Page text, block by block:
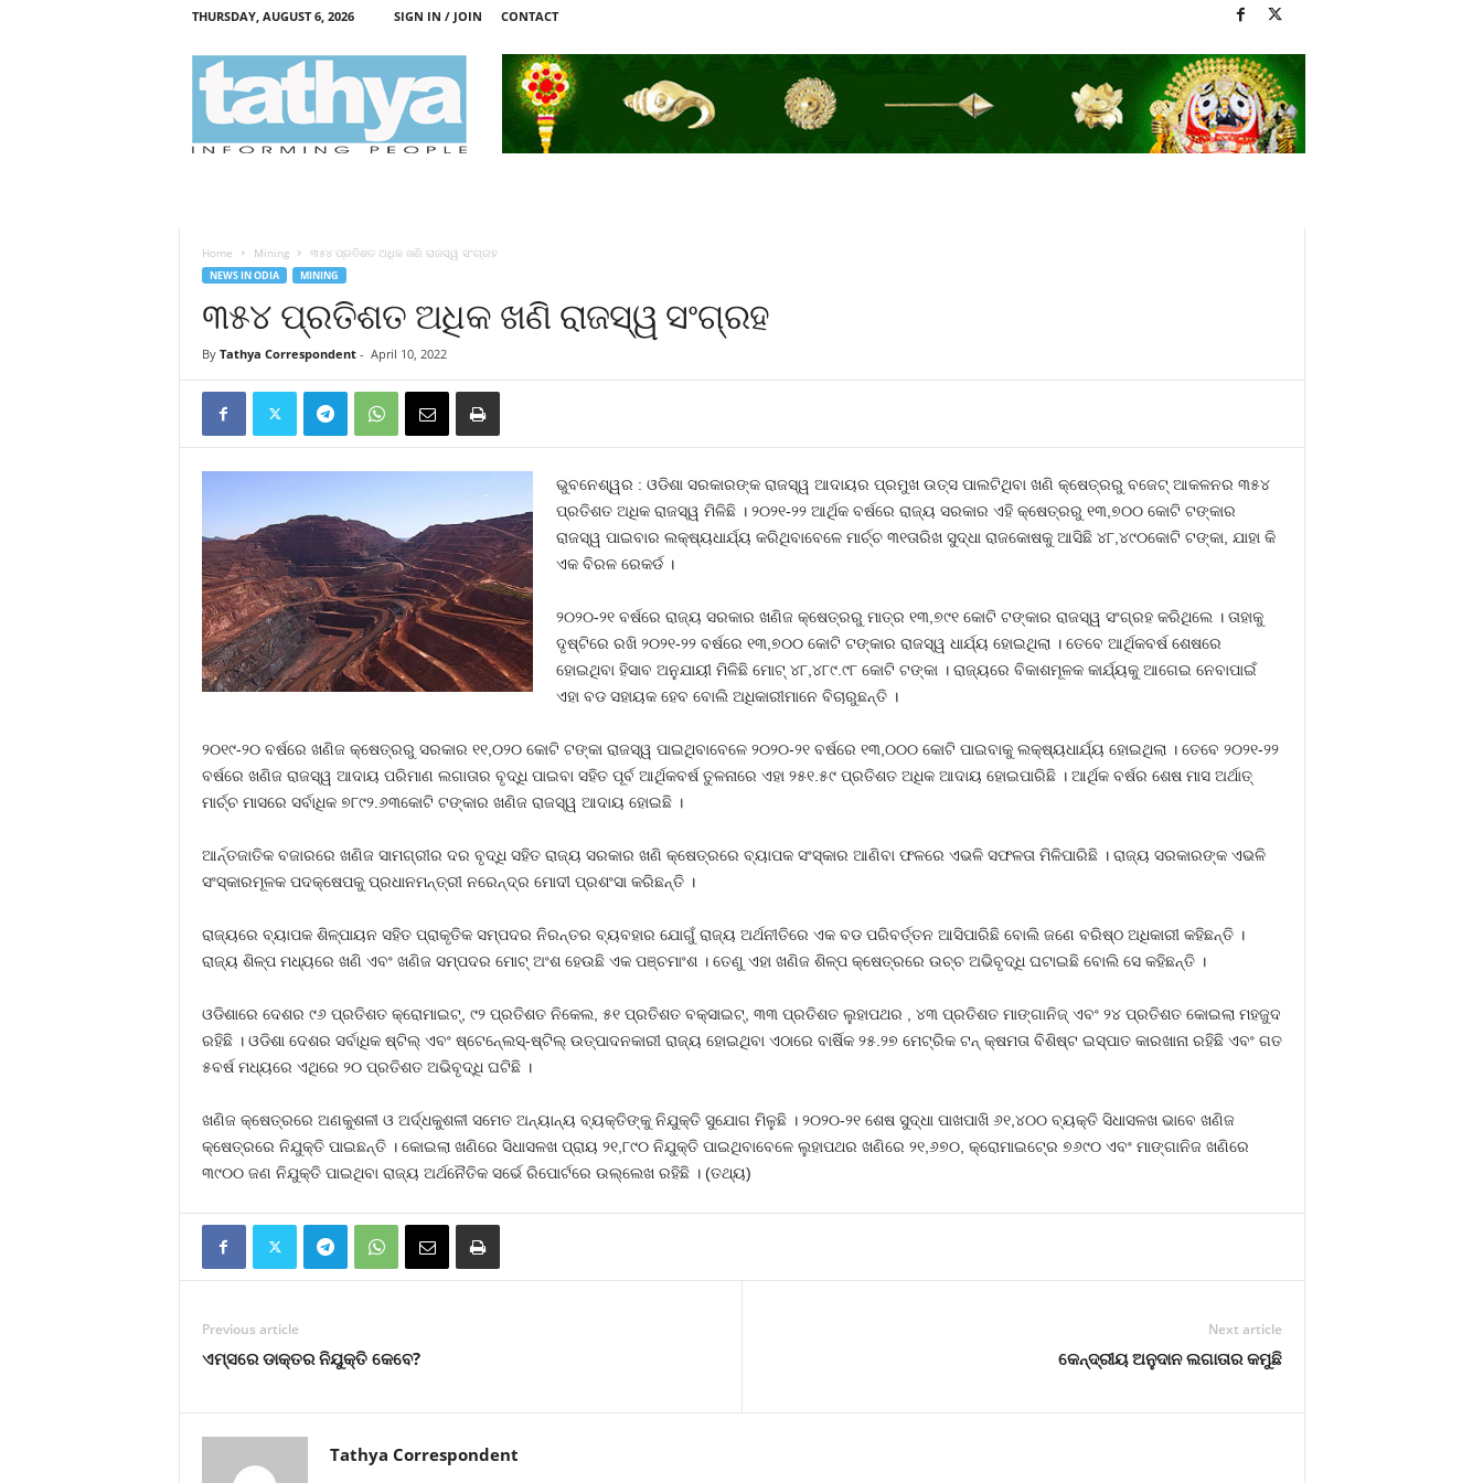
THURSDAY, AUGUST 6, 2026 SIGN IN / JOIN CONTACT
Home Mining ୩୫୪ ପ୍ରତିଶତ ଅଧିକ ଖଣି ରାଜସ୍ୱ ସଂଗ୍ରହ
NEWS IN ODIA MINING
୩୫୪ ପ୍ରତିଶତ ଅଧିକ ଖଣି ରାଜସ୍ୱ ସଂଗ୍ରହ
By Tathya Correspondent- April 10, 2022
ଭୁବନେଶ୍ୱର : ଓଡିଶା ସରକାରଙ୍କ ରାଜସ୍ୱ ଆଦାୟର ପ୍ରମୁଖ ଉତ୍ସ ପାଲଟିଥିବା ଖଣି କ୍ଷେତ୍ରରୁ ବଜେଟ୍‍ ଆକଳନର ୩୫୪
ପ୍ରତିଶତ ଅଧିକ ରାଜସ୍ୱ ମିଳିଛି । ୨୦୨୧-୨୨ ଆର୍ଥିକ ବର୍ଷରେ ରାଜ୍ୟ ସରକାର ଏହି କ୍ଷେତ୍ରରୁ ୧୩,୭୦୦ କୋଟି ଟଙ୍କାର
ରାଜସ୍ୱ ପାଇବାର ଲକ୍ଷ୍ୟଧାର୍ଯ୍ୟ କରିଥିବାବେଳେ ମାର୍ଚ୍ଚ ୩୧ତାରିଖ ସୁଦ୍ଧା ରାଜକୋଷକୁ ଆସିଛି ୪୮,୪୯୦କୋଟି ଟଙ୍କା, ଯାହା କି
ଏକ ବିରଳ ରେକର୍ଡ ।
୨୦୨୦-୨୧ ବର୍ଷରେ ରାଜ୍ୟ ସରକାର ଖଣିଜ କ୍ଷେତ୍ରରୁ ମାତ୍ର ୧୩,୭୯୧ କୋଟି ଟଙ୍କାର ରାଜସ୍ୱ ସଂଗ୍ରହ କରିଥିଲେ । ତାହାକୁ
ଦୃଷ୍ଟିରେ ରଖି ୨୦୨୧-୨୨ ବର୍ଷରେ ୧୩,୭୦୦ କୋଟି ଟଙ୍କାର ରାଜସ୍ୱ ଧାର୍ଯ୍ୟ ହୋଇଥିଲା । ତେବେ ଆର୍ଥିକବର୍ଷ ଶେଷରେ
ହୋଇଥିବା ହିସାବ ଅନୁଯାୟୀ ମିଳିଛି ମୋଟ୍‍ ୪୮,୪୮୯.୯୮ କୋଟି ଟଙ୍କା । ରାଜ୍ୟରେ ବିକାଶମୂଳକ କାର୍ଯ୍ୟକୁ ଆଗେଇ ନେବାପାଇଁ
ଏହା ବଡ ସହାୟକ ହେବ ବୋଲି ଅଧିକାରୀମାନେ ବିଚାରୁଛନ୍ତି ।
୨୦୧୯-୨୦ ବର୍ଷରେ ଖଣିଜ କ୍ଷେତ୍ରରୁ ସରକାର ୧୧,୦୨୦ କୋଟି ଟଙ୍କା ରାଜସ୍ୱ ପାଇଥିବାବେଳେ ୨୦୨୦-୨୧ ବର୍ଷରେ ୧୩,୦୦୦ କୋଟି ପାଇବାକୁ ଲକ୍ଷ୍ୟଧାର୍ଯ୍ୟ ହୋଇଥିଲା । ତେବେ ୨୦୨୧-୨୨
ବର୍ଷରେ ଖଣିଜ ରାଜସ୍ୱ ଆଦାୟ ପରିମାଣ ଲଗାତାର ବୃଦ୍ଧି ପାଇବା ସହିତ ପୂର୍ବ ଆର୍ଥିକବର୍ଷ ତୁଳନାରେ ଏହା ୨୫୧.୫୯ ପ୍ରତିଶତ ଅଧିକ ଆଦାୟ ହୋଇପାରିଛି । ଆର୍ଥିକ ବର୍ଷର ଶେଷ ମାସ ଅର୍ଥାତ୍‍
ମାର୍ଚ୍ଚ ମାସରେ ସର୍ବାଧିକ ୭୮୯୨.୬୩କୋଟି ଟଙ୍କାର ଖଣିଜ ରାଜସ୍ୱ ଆଦାୟ ହୋଇଛି ।
ଆର୍ନ୍ତଜାତିକ ବଜାରରେ ଖଣିଜ ସାମଗ୍ରୀର ଦର ବୃଦ୍ଧି ସହିତ ରାଜ୍ୟ ସରକାର ଖଣି କ୍ଷେତ୍ରରେ ବ୍ୟାପକ ସଂସ୍କାର ଆଣିବା ଫଳରେ ଏଭଳି ସଫଳତା ମିଳିପାରିଛି । ରାଜ୍ୟ ସରକାରଙ୍କ ଏଭଳି
ସଂସ୍କାରମୂଳକ ପଦକ୍ଷେପକୁ ପ୍ରଧାନମନ୍ତ୍ରୀ ନରେନ୍ଦ୍ର ମୋଦୀ ପ୍ରଶଂସା କରିଛନ୍ତି ।
ରାଜ୍ୟରେ ବ୍ୟାପକ ଶିଳ୍ପାୟନ ସହିତ ପ୍ରାକୃତିକ ସମ୍ପଦର ନିରନ୍ତର ବ୍ୟବହାର ଯୋଗୁଁ ରାଜ୍ୟ ଅର୍ଥନୀତିରେ ଏକ ବଡ ପରିବର୍ତ୍ତନ ଆସିପାରିଛି ବୋଲି ଜଣେ ବରିଷ୍ଠ ଅଧିକାରୀ କହିଛନ୍ତି ।
ରାଜ୍ୟ ଶିଳ୍ପ ମଧ୍ୟରେ ଖଣି ଏବଂ ଖଣିଜ ସମ୍ପଦର ମୋଟ୍‍ ଅଂଶ ହେଉଛି ଏକ ପଞ୍ଚମାଂଶ । ତେଣୁ ଏହା ଖଣିଜ ଶିଳ୍ପ କ୍ଷେତ୍ରରେ ଉଚ୍ଚ ଅଭିବୃଦ୍ଧି ଘଟାଇଛି ବୋଲି ସେ କହିଛନ୍ତି ।
ଓଡିଶାରେ ଦେଶର ୯୬ ପ୍ରତିଶତ କ୍ରୋମାଇଟ୍‍, ୯୨ ପ୍ରତିଶତ ନିକେଲ, ୫୧ ପ୍ରତିଶତ ବକ୍ସାଇଟ୍‍, ୩୩ ପ୍ରତିଶତ ଲୁହାପଥର , ୪୩ ପ୍ରତିଶତ ମାଙ୍ଗାନିଜ୍‍ ଏବଂ ୨୪ ପ୍ରତିଶତ କୋଇଲା ମହଜୁଦ
ରହିଛି । ଓଡିଶା ଦେଶର ସର୍ବାଧିକ ଷ୍ଟିଲ୍‍ ଏବଂ ଷ୍ଟେନ୍‍ଲେସ୍‍-ଷ୍ଟିଲ୍‍ ଉତ୍ପାଦନକାରୀ ରାଜ୍ୟ ହୋଇଥିବା ଏଠାରେ ବାର୍ଷିକ ୨୫.୨୭ ମେଟ୍ରିକ ଟନ୍‍ କ୍ଷମତା ବିଶିଷ୍ଟ ଇସ୍ପାତ କାରଖାନା ରହିଛି ଏବଂ ଗତ
୫ବର୍ଷ ମଧ୍ୟରେ ଏଥିରେ ୨୦ ପ୍ରତିଶତ ଅଭିବୃଦ୍ଧି ଘଟିଛି ।
ଖଣିଜ କ୍ଷେତ୍ରରେ ଅଣକୁଶଳୀ ଓ ଅର୍ଦ୍ଧକୁଶଳୀ ସମେତ ଅନ୍ୟାନ୍ୟ ବ୍ୟକ୍ତିଙ୍କୁ ନିଯୁକ୍ତି ସୁଯୋଗ ମିଳୁଛି । ୨୦୨୦-୨୧ ଶେଷ ସୁଦ୍ଧା ପାଖପାଖି ୬୧,୪୦୦ ବ୍ୟକ୍ତି ସିଧାସଳଖ ଭାବେ ଖଣିଜ
କ୍ଷେତ୍ରରେ ନିଯୁକ୍ତି ପାଇଛନ୍ତି । କୋଇଲା ଖଣିରେ ସିଧାସଳଖ ପ୍ରାୟ ୨୧,୮୯୦ ନିଯୁକ୍ତି ପାଇଥିବାବେଳେ ଲୁହାପଥର ଖଣିରେ ୨୧,୬୭୦, କ୍ରୋମାଇଟ୍‍ରେ ୭୬୯୦ ଏବଂ ମାଙ୍ଗାନିଜ ଖଣିରେ
୩୯୦୦ ଜଣ ନିଯୁକ୍ତି ପାଇଥିବା ରାଜ୍ୟ ଅର୍ଥନୈତିକ ସର୍ଭେ ରିପୋର୍ଟରେ ଉଲ୍ଲେଖ ରହିଛି । (ତଥ୍ୟ)
Previous article
ଏମ୍‍ସରେ ଡାକ୍ତର ନିଯୁକ୍ତି କେବେ?
Next article
କେନ୍ଦ୍ରୀୟ ଅନୁଦାନ ଲଗାତାର କମୁଛି
Tathya Correspondent